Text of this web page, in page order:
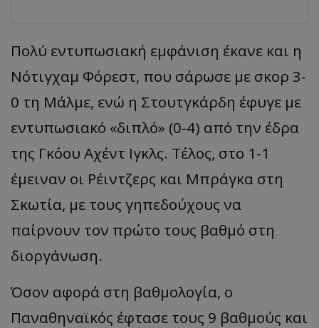
Πολύ εντυπωσιακή εμφάνιση έκανε και η
Νότιγχαμ Φόρεστ, που σάρωσε με σκορ 3-
0 τη Μάλμε, ενώ η Στουτγκάρδη έφυγε με
εντυπωσιακό «διπλό» (0-4) από την έδρα
της Γκόου Αχέντ Ιγκλς. Τέλος, στο 1-1
έμειναν οι Ρέιντζερς και Μπράγκα στη
Σκωτία, με τους γηπεδούχους να
παίρνουν τον πρώτο τους βαθμό στη
διοργάνωση.
Όσον αφορά στη βαθμολογία, ο
Παναθηναϊκός έφτασε τους 9 βαθμούς και